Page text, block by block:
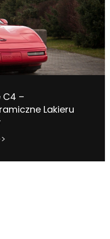
–
Lakieru